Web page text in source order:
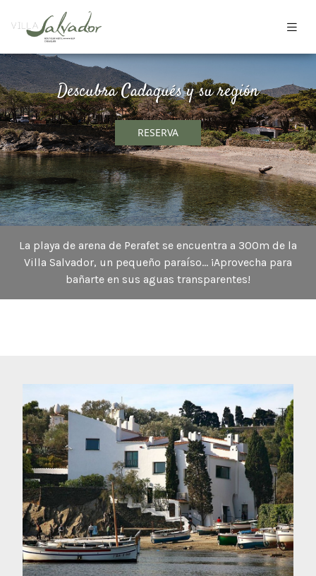
Descubra Cadaqués y su región
RESERVA
La playa de arena de Perafet se encuentra a 300m de la
Villa Salvador, un pequeño paraíso... ¡Aprovecha para
bañarte en sus aguas transparentes!